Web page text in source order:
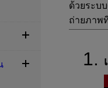
ด้วยระบ
ถ่ายภาพ